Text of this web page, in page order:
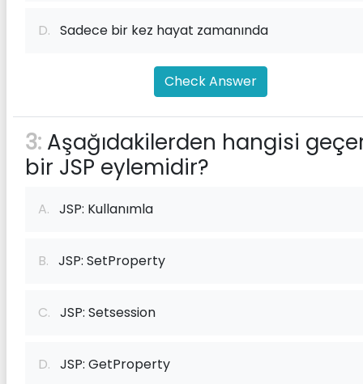
D. Sadece bir kez hayat zamanında
Check Answer
3: Aşağıdakilerden hangisi
bir JSP eylemidir?
A. JSP: Kullanımla
B. JSP: SetProperty
C. JSP: Setsession
D. JSP: GetProperty